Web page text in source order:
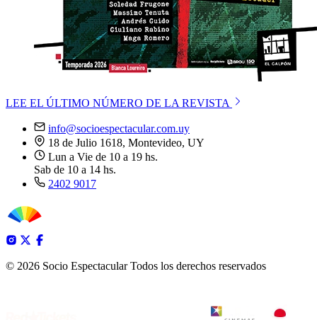
LEE EL ÚLTIMO NÚMERO DE LA REVISTA
info@socioespectacular.com.uy
18 de Julio 1618, Montevideo, UY
Lun a Vie de 10 a 19 hs.
Sab de 10 a 14 hs.
2402 9017
© 2026 Socio Espectacular Todos los derechos reservados